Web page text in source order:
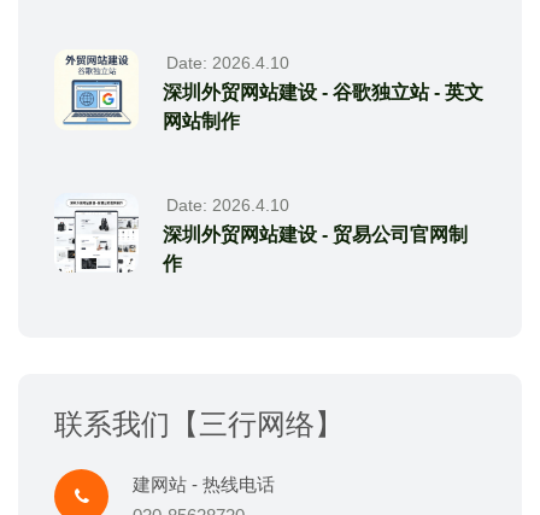
Date: 2026.4.10
深圳外贸网站建设 - 谷歌独立站 - 英文
网站制作
Date: 2026.4.10
深圳外贸网站建设 - 贸易公司官网制
作
联系我们【三行网络】
建网站 - 热线电话